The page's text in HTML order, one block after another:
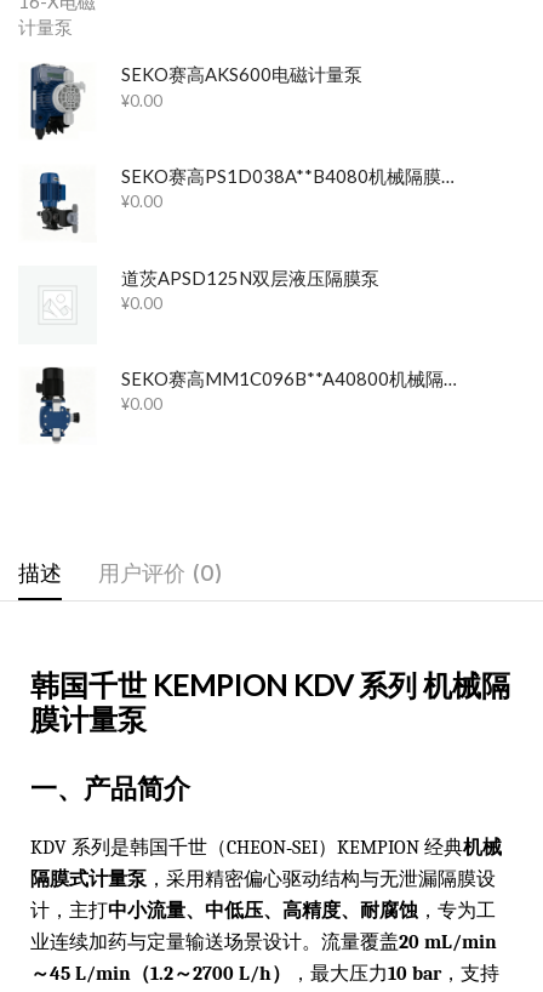
SEKO赛高AKS600电磁计量泵
¥0.00
SEKO赛高PS1D038A**B4080机械隔膜计量泵
¥0.00
道茨APSD125N双层液压隔膜泵
¥0.00
SEKO赛高MM1C096B**A40800机械隔膜计量泵
¥0.00
描述 用户评价 (0)
韩国千世 KEMPION KDV 系列 机械隔
膜计量泵
一、产品简介
KDV 系列是韩国千世（CHEON‑SEI）KEMPION 经典机械
隔膜式计量泵 ，采用精密偏心驱动结构与无泄漏隔膜设
计，主打中小流量、中低压、高精度、耐腐蚀 ，专为工
业连续加药与定量输送场景设计。流量覆盖20 mL/min
～45 L/min（1.2～2700 L/h）
，最大压力10 bar，支持